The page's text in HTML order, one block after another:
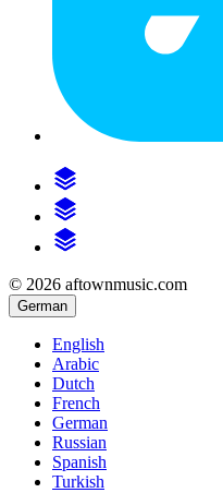
© 2026 aftownmusic.com
German
English
Arabic
Dutch
French
German
Russian
Spanish
Turkish